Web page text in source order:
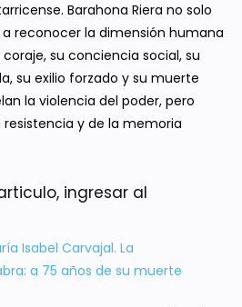
Barahona Riera no solo
reconocer la dimensión humana
su conciencia social, su
su exilio forzado y su muerte
la violencia del poder, pero
y de la memoria
ingresar al
Isabel Carvajal. La
a 75 años de su muerte